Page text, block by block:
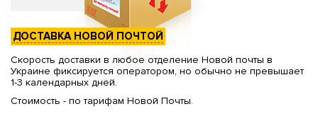
ДОСТАВКА НОВОЙ ПОЧТОЙ
Скорость доставки в любое отделение Новой почты в
Украине фиксируется оператором, но обычно не превышает
1-3 календарных дней.
Стоимость - по тарифам Новой Почты.